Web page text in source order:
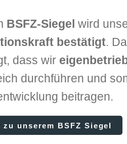
BSFZ‑Siegel wird
bestätigt.
dass wir
durchführen und
beitragen.
zu unserem BSFZ Siegel